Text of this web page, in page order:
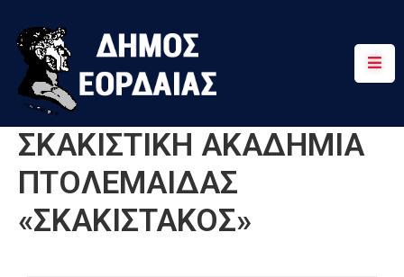
Αρχική
Πτολεμαΐδα
Κοινότητες
ΣΚΑΚΙΣΤΙΚΗ ΑΚΑΔΗΜΙΑ
ΠΤΟΛΕΜΑΙΔΑΣ
«ΣΚΑΚΙΣΤΑΚΟΣ»